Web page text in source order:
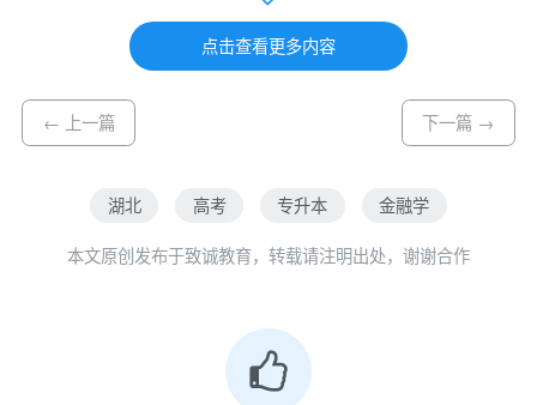
展，进一步拓宽了金融学专业的就业空间和市场
金融学专业是湖北大学成人高等教育中经管类
的热门报考专业，学制2.5年。本专业旨在培养能
行、证券投资、保险及金融风险管理等领域，帮
人才的需求。金融学在国家经济建设和社会发展
中具有举足轻重的地位，素有“现代经济核心”之
点击查看更多内容
← 上一篇 下一篇 →
湖北 高考 专升本 金融学
本文原创发布于致诚教育，转载请注明出处，谢谢合作